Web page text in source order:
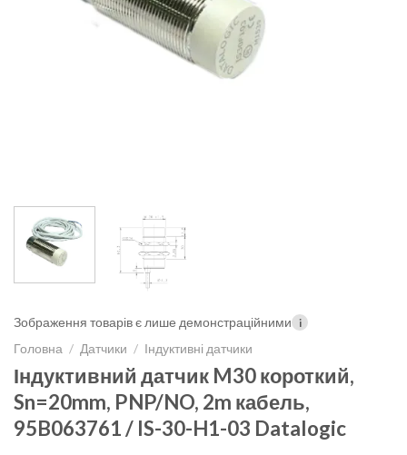
Зображення товарів є лише демонстраційними i
Головна / Датчики / Індуктивні датчики
Індуктивний датчик M30 короткий,
Sn=20mm, PNP/NO, 2m кабель,
95B063761 / IS-30-H1-03 Datalogic